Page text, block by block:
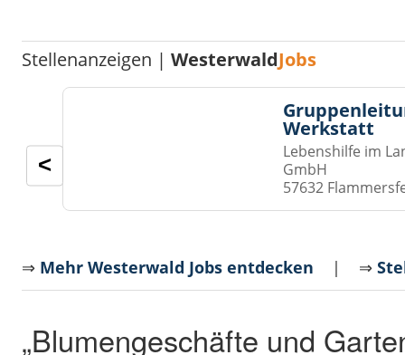
Stellenanzeigen |WesterwaldJobs
Werkstatt
Lebenshilfe im
GmbH
57632
<
⇒ Mehr Westerwald Jobs entdecken | ⇒
„Blumengeschäfte und